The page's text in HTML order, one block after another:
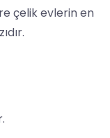
çelik evlerin en